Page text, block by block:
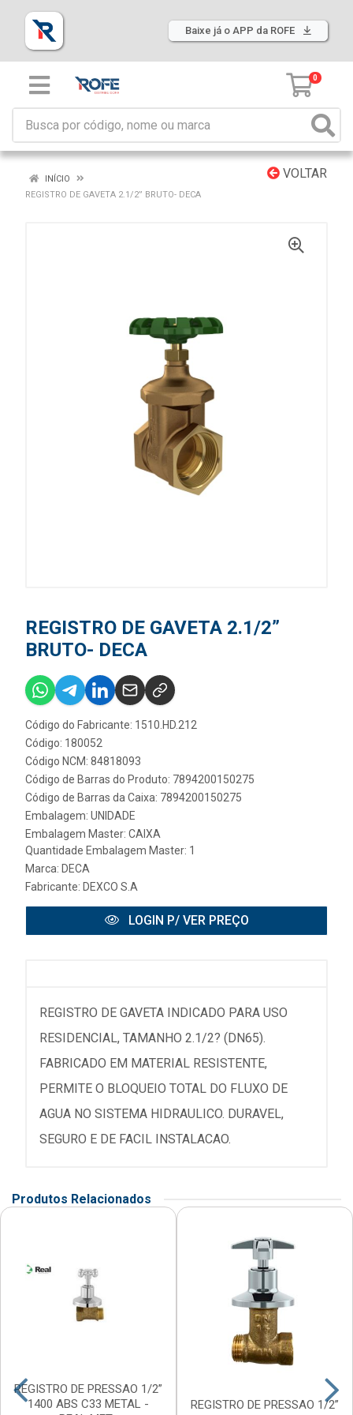
Baixe já o APP da ROFE
0
VOLTAR
INÍCIO
REGISTRO DE GAVETA 2.1/2” BRUTO- DECA
REGISTRO DE GAVETA 2.1/2”
BRUTO- DECA
Código do Fabricante: 1510.HD.212
Código: 180052
Código NCM: 84818093
Código de Barras do Produto: 7894200150275
Código de Barras da Caixa: 7894200150275
Embalagem: UNIDADE
Embalagem Master: CAIXA
Quantidade Embalagem Master: 1
Marca: DECA
Fabricante: DEXCO S.A
LOGIN P/ VER PREÇO
REGISTRO DE GAVETA INDICADO PARA USO
RESIDENCIAL, TAMANHO 2.1/2? (DN65).
FABRICADO EM MATERIAL RESISTENTE,
PERMITE O BLOQUEIO TOTAL DO FLUXO DE
AGUA NO SISTEMA HIDRAULICO. DURAVEL,
SEGURO E DE FACIL INSTALACAO.
Produtos Relacionados
REGISTRO DE PRESSAO 1/2”
1400 ABS C33 METAL -
REGISTRO DE PRESSAO 1/2”